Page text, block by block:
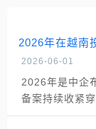
2026年在越南
2026-06-01
2026年是中企
备案持续收紧